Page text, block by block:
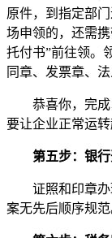
原件，到指定部
场申领的，还需
托付书”前往领。
同章、发票章、法
恭喜你，完成
要让企业正常运
第五步：银
证照和印章办
案无先后顺序规范